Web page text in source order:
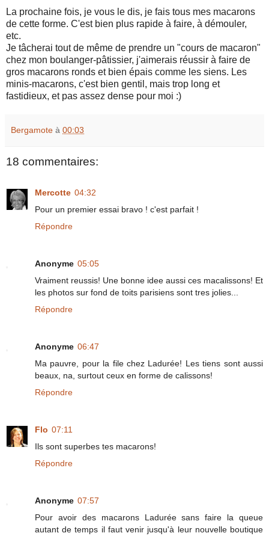
La prochaine fois, je vous le dis, je fais tous mes macarons
de cette forme. C'est bien plus rapide à faire, à démouler,
etc.
Je tâcherai tout de même de prendre un "cours de macaron"
chez mon boulanger-pâtissier, j'aimerais réussir à faire de
gros macarons ronds et bien épais comme les siens. Les
minis-macarons, c'est bien gentil, mais trop long et
fastidieux, et pas assez dense pour moi :)
Bergamote à 00:03
18 commentaires:
Mercotte 04:32
Pour un premier essai bravo ! c'est parfait !
Répondre
Anonyme 05:05
Vraiment reussis! Une bonne idee aussi ces macalissons! Et
les photos sur fond de toits parisiens sont tres jolies...
Répondre
Anonyme 06:47
Ma pauvre, pour la file chez Ladurée! Les tiens sont aussi
beaux, na, surtout ceux en forme de calissons!
Répondre
Flo 07:11
Ils sont superbes tes macarons!
Répondre
Anonyme 07:57
Pour avoir des macarons Ladurée sans faire la queue
autant de temps il faut venir jusqu'à leur nouvelle boutique